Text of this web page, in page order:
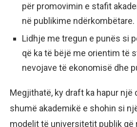
për promovimin e stafit
në publikime ndërkombëtare.
Lidhje me tregun e punës si
që ka të bëjë me orientim të
nevojave të ekonomisë dhe
Megjithatë, ky draft ka hapur një
shumë akademikë e shohin si
modelit të universitetit publik që